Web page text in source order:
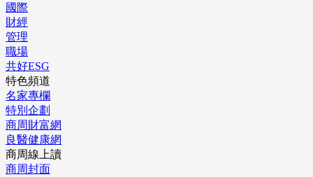
國際
財經
管理
職場
共好ESG
特色頻道
名家專欄
特別企劃
商周財富網
良醫健康網
商周線上讀
商周封面